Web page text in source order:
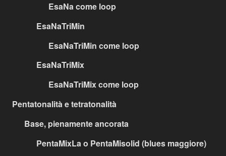
EsaNa come loop
EsaNaTriMin
EsaNaTriMin come loop
EsaNaTriMix
EsaNaTriMix come loop
Pentatonalità e tetratonalità
Base, pienamente ancorata
PentaMixLa o PentaMisolid (blues maggiore)